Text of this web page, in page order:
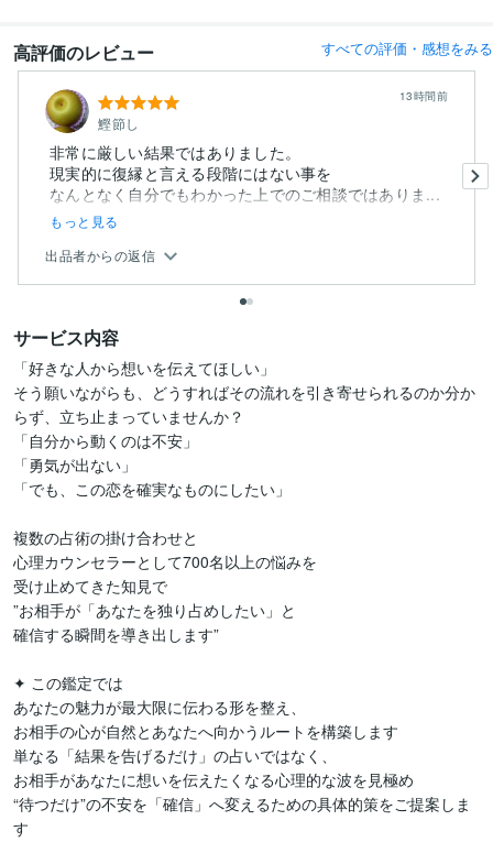
高評価のレビュー すべての評価・感想をみる
鰹節し
13時間前
非常に厳しい結果ではありました。
現実的に復縁と言える段階にはない事を
なんとなく自分でもわかった上でのご相談ではありま...
もっと見る
出品者からの返信
サービス内容
「好きな人から想いを伝えてほしい」
そう願いながらも、どうすればその流れを引き寄せられるのか分か
らず、立ち止まっていませんか？
「自分から動くのは不安」
「勇気が出ない」
「でも、この恋を確実なものにしたい」
複数の占術の掛け合わせと
心理カウンセラーとして700名以上の悩みを
受け止めてきた知見で
”お相手が「あなたを独り占めしたい」と
確信する瞬間を導き出します”
✦ この鑑定では
あなたの魅力が最大限に伝わる形を整え、
お相手の心が自然とあなたへ向かうルートを構築します
単なる「結果を告げるだけ」の占いではなく、
お相手があなたに想いを伝えたくなる心理的な波を見極め
“待つだけ”の不安を「確信」へ変えるための具体的策をご提案しま
す